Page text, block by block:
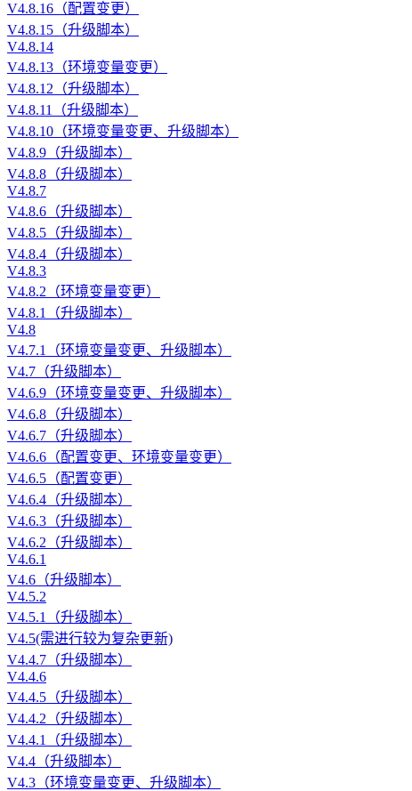
V4.8.16（配置变更）
V4.8.15（升级脚本）
V4.8.14
V4.8.13（环境变量变更）
V4.8.12（升级脚本）
V4.8.11（升级脚本）
V4.8.10（环境变量变更、升级脚本）
V4.8.9（升级脚本）
V4.8.8（升级脚本）
V4.8.7
V4.8.6（升级脚本）
V4.8.5（升级脚本）
V4.8.4（升级脚本）
V4.8.3
V4.8.2（环境变量变更）
V4.8.1（升级脚本）
V4.8
V4.7.1（环境变量变更、升级脚本）
V4.7（升级脚本）
V4.6.9（环境变量变更、升级脚本）
V4.6.8（升级脚本）
V4.6.7（升级脚本）
V4.6.6（配置变更、环境变量变更）
V4.6.5（配置变更）
V4.6.4（升级脚本）
V4.6.3（升级脚本）
V4.6.2（升级脚本）
V4.6.1
V4.6（升级脚本）
V4.5.2
V4.5.1（升级脚本）
V4.5(需进行较为复杂更新)
V4.4.7（升级脚本）
V4.4.6
V4.4.5（升级脚本）
V4.4.2（升级脚本）
V4.4.1（升级脚本）
V4.4（升级脚本）
V4.3（环境变量变更、升级脚本）